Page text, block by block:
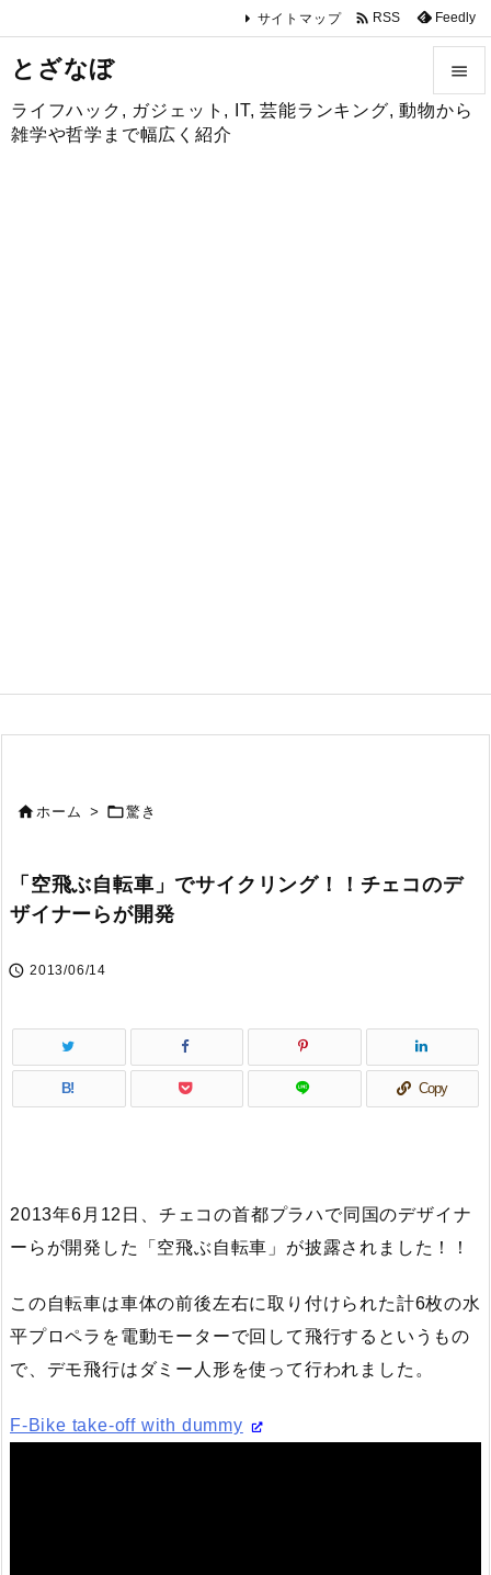
とざなぼ
ライフハック, ガジェット, IT, 芸能ランキング, 動物から
雑学や哲学まで幅広く紹介


サイトマップ  RSS Feedly
ホーム > 驚き
「空飛ぶ自転車」でサイクリング！！チェコのデ
ザイナーらが開発
 2013/06/14
B! Copy
2013年6月12日、チェコの首都プラハで同国のデザイナ
ーらが開発した「空飛ぶ自転車」が披露されました！！
この自転車は車体の前後左右に取り付けられた計6枚の水
平プロペラを電動モーターで回して飛行するというもの
で、デモ飛行はダミー人形を使って行われました。
F-Bike take-off with dummy